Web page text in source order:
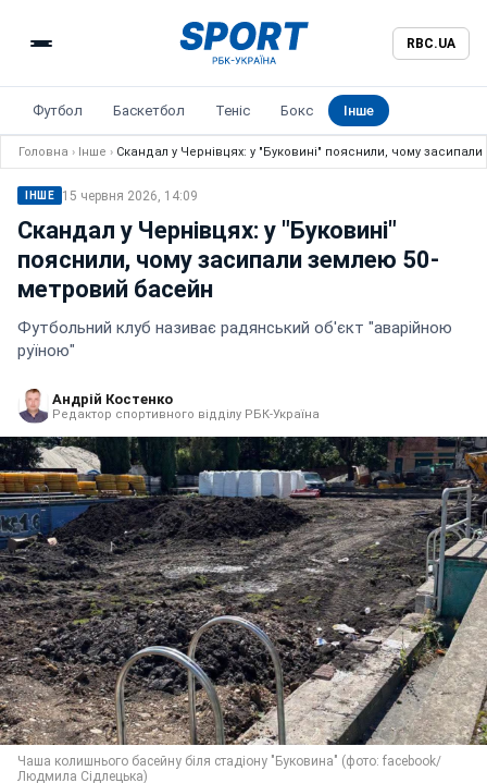
RBC.UA
Футбол Баскетбол Теніс Бокс Інше
Головна › Інше › Скандал у Чернівцях: у "Буковині" пояснили, чому
ІНШЕ 15 червня 2026, 14:09
Скандал у Чернівцях: у "Буковині"
пояснили, чому засипали землею 50-
метровий басейн
Футбольний клуб називає радянський об'єкт "аварійною
руїною"
Андрій Костенко
Редактор спортивного відділу РБК-Україна
Чаша колишнього басейну біля стадіону "Буковина" (фото: facebook/
Людмила Сідлецька)